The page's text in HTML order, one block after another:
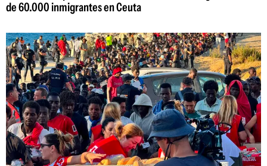
de 60.000 inmigrantes en Ceuta